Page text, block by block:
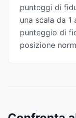
punteggi di
una scala da 1
punteggio di
posizione